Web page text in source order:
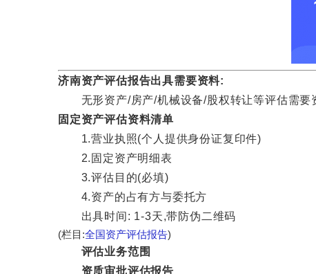
济南资产评估报告出具需要资料:
无形资产/房产/机械设备/股权转让等评估需要
固定资产评估资料清单
1.营业执照(个人提供身份证复印件)
2.固定资产明细表
3.评估目的(必填)
4.资产的占有方与委托方
出具时间: 1-3天,带防伪二维码
(栏目:全国资产评估报告)
评估业务范围
资质审批评估报告